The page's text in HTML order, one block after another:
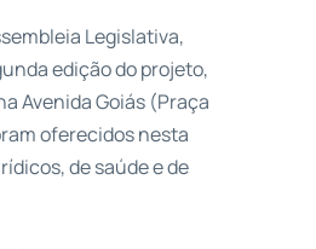
Legislativa,
edição do projeto,
Avenida Goiás (Praça
oferecidos nesta
de saúde e de